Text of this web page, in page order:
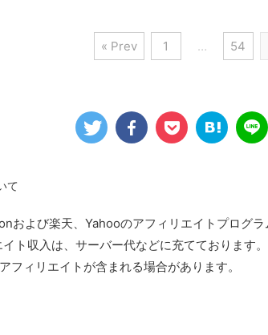
« Prev 1 … 54
て
および楽天、Yahooのアフィリエイトプログ
イト収入は、サーバー代などに充てております
フィリエイトが含まれる場合があります。